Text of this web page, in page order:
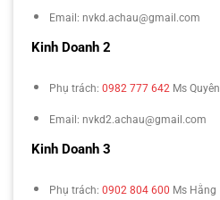
Email: nvkd.achau@gmail.com
Kinh Doanh 2
Phụ trách: 0982 777 642 Ms Quyên
Email: nvkd2.achau@gmail.com
Kinh Doanh 3
Phụ trách: 0902 804 600 Ms Hằng